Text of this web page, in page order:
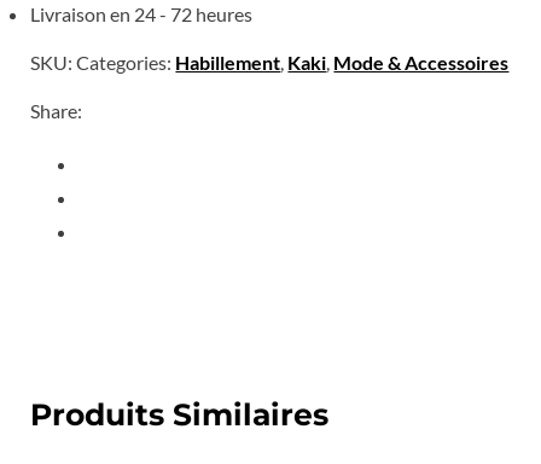
Livraison en 24 - 72 heures
SKU:Categories: Habillement, Kaki, Mode & Accessoires
Share:
Produits Similaires